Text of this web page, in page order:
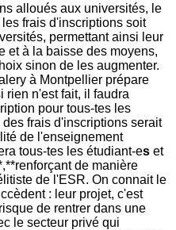
alloués aux universités, le
frais d'inscriptions soit
permettant ainsi leur
et à la baisse des moyens,
sinon de les augmenter.
à Montpellier prépare
rien n'est fait, il faudra
pour tous-tes les
frais d'inscriptions serait
de l'enseignement
tous-tes les étudiant-es et
de manière
de l'ESR. On connait le
: leur projet, c'est
de rentrer dans une
le secteur privé qui